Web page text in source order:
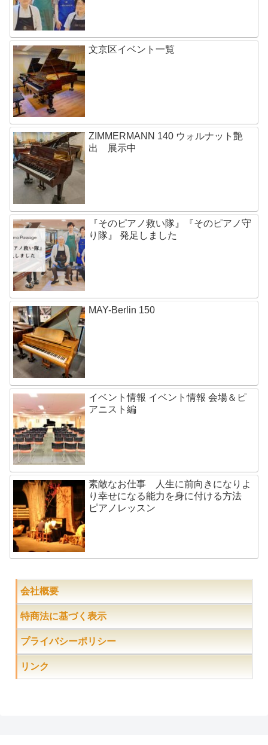
文京区イベント一覧
ZIMMERMANN 140 ウォルナット艶
出 展示中
『そのピアノ救い隊』『そのピアノ守
り隊』 発足しました
MAY-Berlin 150
イベント情報 イベント情報 会場＆ピ
アニスト編
素敵なお仕事 人生に前向きになりよ
り幸せになる能力を身に付ける方法
ピアノレッスン
会社概要
特商法に基づく表示
プライバシーポリシー
リンク